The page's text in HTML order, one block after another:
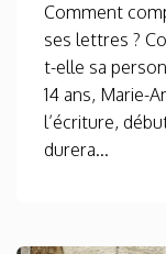
Comment
ses lettres ?
t-elle sa
14 ans, Marie-
l’écriture,
durera...